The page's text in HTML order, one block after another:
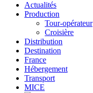
Actualités
Production
Tour-opérateur
Croisière
Distribution
Destination
France
Hébergement
Transport
MICE